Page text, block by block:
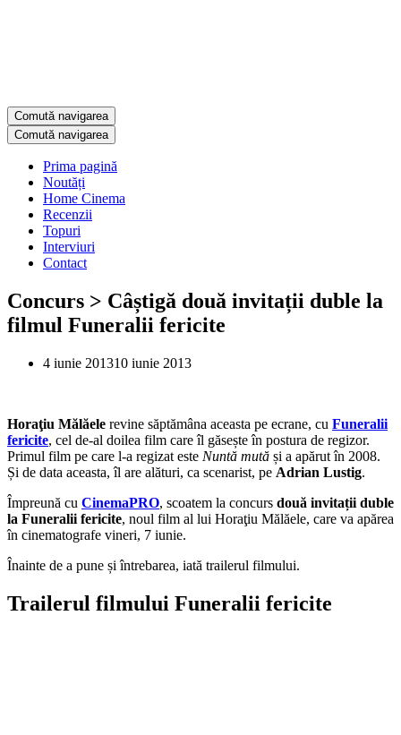
Comută navigarea
Comută navigarea
Prima pagină
Noutăți
Home Cinema
Recenzii
Topuri
Interviuri
Contact
Concurs > Câștigă două invitații duble la
filmul Funeralii fericite
4 iunie 201310 iunie 2013
Horaţiu Mălăele revine săptămâna aceasta pe ecrane, cu Funeralii
fericite, cel de-al doilea film care îl găsește în postura de regizor.
Primul film pe care l-a regizat este Nuntă mută și a apărut în 2008.
Și de data aceasta, îl are alături, ca scenarist, pe Adrian Lustig.
Împreună cu CinemaPRO, scoatem la concurs două invitații duble
la Funeralii fericite, noul film al lui Horaţiu Mălăele, care va apărea
în cinematografe vineri, 7 iunie.
Înainte de a pune și întrebarea, iată trailerul filmului.
Trailerul filmului Funeralii fericite